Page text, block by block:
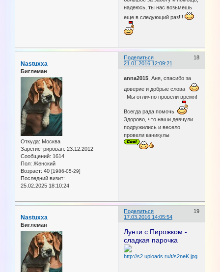
надеюсь, ты нас возьмешь
еще в следующий раз!!!
Поделиться
18
21.01.2016 12:09:21
Nastuxxa
Биглеман
Откуда: Москва
Зарегистрирован: 23.12.2012
Сообщений: 1614
Пол: Женский
Возраст: 40 [1986-05-29]
Последний визит:
25.02.2025 18:10:24
anna2015 , Аня, спасибо за
доверие и добрые слова
Мы отлично провели время!
Всегда рада помочь
Здорово, что наши девчули
подружились и весело
провели каникулы
Поделиться
19
17.03.2016 14:05:54
Nastuxxa
Биглеман
Лунти с Пирожком -
сладкая парочка